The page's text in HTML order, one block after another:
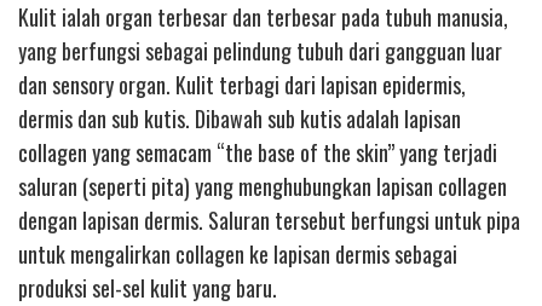
Kulit ialah organ terbesar dan terbesar pada tubuh manusia,
yang berfungsi sebagai pelindung tubuh dari gangguan luar
dan sensory organ. Kulit terbagi dari lapisan epidermis,
dermis dan sub kutis. Dibawah sub kutis adalah lapisan
collagen yang semacam “the base of the skin” yang terjadi
saluran (seperti pita) yang menghubungkan lapisan collagen
dengan lapisan dermis. Saluran tersebut berfungsi untuk pipa
untuk mengalirkan collagen ke lapisan dermis sebagai
produksi sel-sel kulit yang baru.